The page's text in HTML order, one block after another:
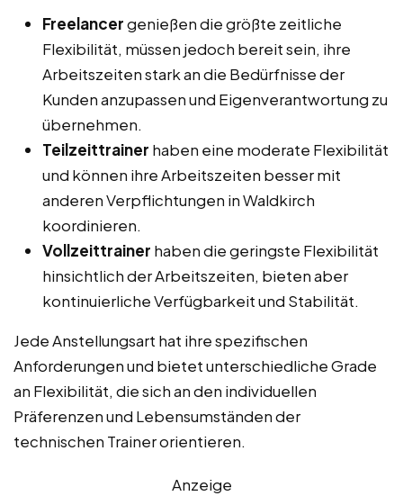
Freelancergenießen die größte zeitliche
Flexibilität, müssen jedoch bereit sein, ihre
Arbeitszeiten stark an die Bedürfnisse der
Kunden anzupassen und Eigenverantwortung zu
übernehmen.
Teilzeittrainer haben eine moderate Flexibilität
und können ihre Arbeitszeiten besser mit
anderen Verpflichtungen in Waldkirch
koordinieren.
Vollzeittrainer haben die geringste Flexibilität
hinsichtlich der Arbeitszeiten, bieten aber
kontinuierliche Verfügbarkeit und Stabilität.
Jede Anstellungsart hat ihre spezifischen
Anforderungen und bietet unterschiedliche Grade
an Flexibilität, die sich an den individuellen
Präferenzen und Lebensumständen der
technischen Trainer orientieren.
Anzeige